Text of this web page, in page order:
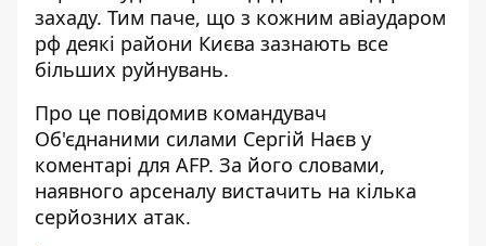
захаду. Тим паче, що з кожним авіаударом
рф деякі райони Києва зазнають все
більших руйнувань.
Про це повідомив командувач
Об'єднаними силами Сергій Наєв у
коментарі для AFP. За його словами,
наявного арсеналу вистачить на кілька
серйозних атак.